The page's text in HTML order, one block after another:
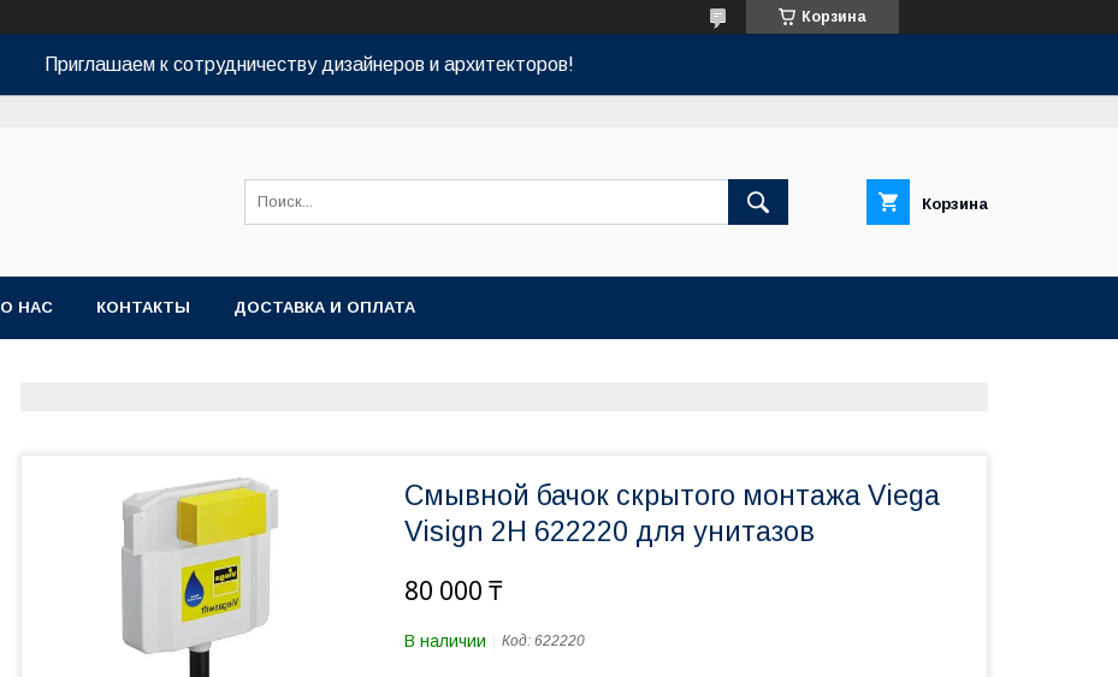
Корзина
Приглашаем к сотрудничеству дизайнеров и архитекторов!
Корзина
О НАС КОНТАКТЫ ДОСТАВКА И ОПЛАТА
Смывной бачок скрытого монтажа Viega
Visign 2H 622220 для унитазов
80 000 ₸
В наличии Код: 622220